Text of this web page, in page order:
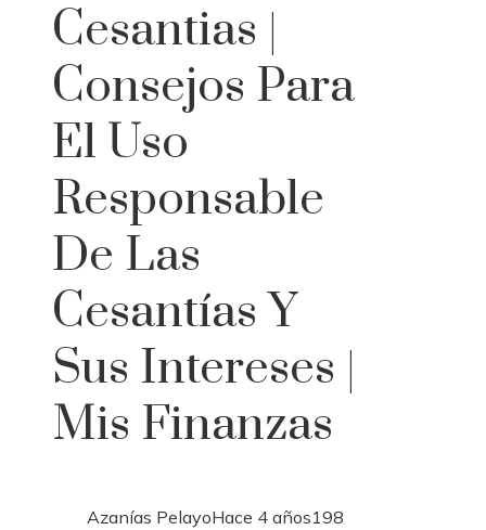
Cesantias |
Consejos Para
El Uso
Responsable
De Las
Cesantías Y
Sus Intereses |
Mis Finanzas
Azanías PelayoHace 4 años198